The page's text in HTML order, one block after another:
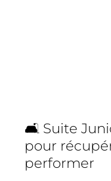
🛋️ Suite
pour
performer